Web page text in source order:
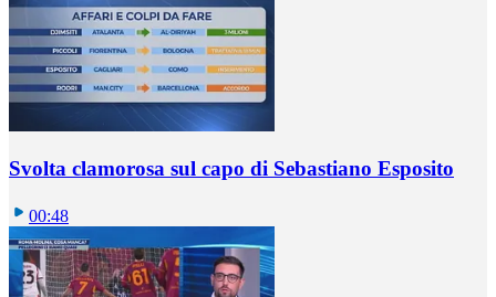
Svolta clamorosa sul capo di Sebastiano Esposito
00:48